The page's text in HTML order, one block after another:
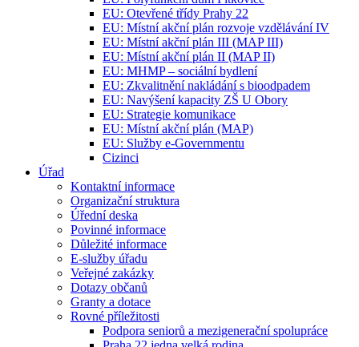
EU: Otevřené třídy Prahy 22
EU: Místní akční plán rozvoje vzdělávání IV
EU: Místní akční plán III (MAP III)
EU: Místní akční plán II (MAP II)
EU: MHMP – sociální bydlení
EU: Zkvalitnění nakládání s bioodpadem
EU: Navýšení kapacity ZŠ U Obory
EU: Strategie komunikace
EU: Místní akční plán (MAP)
EU: Služby e-Governmentu
Cizinci
Úřad
Kontaktní informace
Organizační struktura
Úřední deska
Povinné informace
Důležité informace
E-služby úřadu
Veřejné zakázky
Dotazy občanů
Granty a dotace
Rovné příležitosti
Podpora seniorů a mezigenerační spolupráce